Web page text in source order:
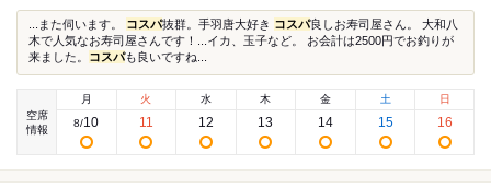
...また伺います。 コスパ抜群。手羽唐大好き コスパ良しお寿司屋さん。 大和八
木で人気なお寿司屋さんです！...イカ、玉子など。 お会計は2500円でお釣りが
来ました。 コスパも良いですね...
空席
情報
月
8/10
火
11
水
12
木
13
金
14
土
15
日
16